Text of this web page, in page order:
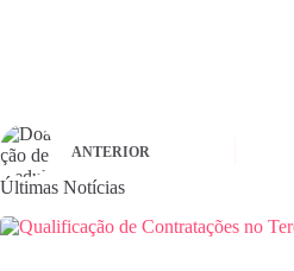
ANTERIOR
Últimas Notícias